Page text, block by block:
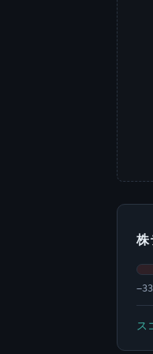
株
−33
ス